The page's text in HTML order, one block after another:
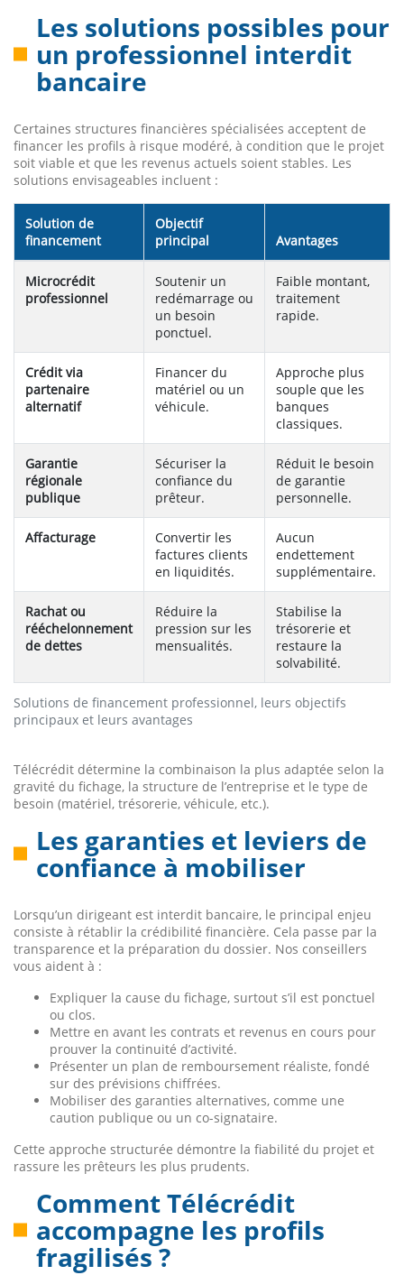
Les solutions possibles pour
un professionnel interdit
bancaire
Certaines structures financières spécialisées acceptent de
financer les profils à risque modéré, à condition que le projet
soit viable et que les revenus actuels soient stables. Les
solutions envisageables incluent :
Solutions de financement professionnel, leurs objectifs
principaux et leurs avantages
Solution de
financement
Objectif
principal
Avantages
Microcrédit
professionnel
Soutenir un
redémarrage ou
un besoin
ponctuel.
Faible montant,
traitement
rapide.
Crédit via
partenaire
alternatif
Financer du
matériel ou un
véhicule.
Approche plus
souple que les
banques
classiques.
Garantie
régionale
publique
Sécuriser la
confiance du
prêteur.
Réduit le besoin
de garantie
personnelle.
Affacturage
Convertir les
factures clients
en liquidités.
Aucun
endettement
supplémentaire.
Rachat ou
rééchelonnement
de dettes
Réduire la
pression sur les
mensualités.
Stabilise la
trésorerie et
restaure la
solvabilité.
Télécrédit détermine la combinaison la plus adaptée selon la
gravité du fichage, la structure de l’entreprise et le type de
besoin (matériel, trésorerie, véhicule, etc.).
Les garanties et leviers de
confiance à mobiliser
Lorsqu’un dirigeant est interdit bancaire, le principal enjeu
consiste à rétablir la crédibilité financière. Cela passe par la
transparence et la préparation du dossier. Nos conseillers
vous aident à :
Expliquer la cause du fichage, surtout s’il est ponctuel
ou clos.
Mettre en avant les contrats et revenus en cours pour
prouver la continuité d’activité.
Présenter un plan de remboursement réaliste, fondé
sur des prévisions chiffrées.
Mobiliser des garanties alternatives, comme une
caution publique ou un co-signataire.
Cette approche structurée démontre la fiabilité du projet et
rassure les prêteurs les plus prudents.
Comment Télécrédit
accompagne les profils
fragilisés ?